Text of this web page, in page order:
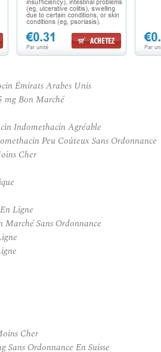
Émirats Arabes Unis
mg Bon Marché
Indomethacin Agréable
Peu Coûteux Sans Ordonnance
Cher
Ligne
Sans Ordonnance
Cher
Ordonnance En Suisse